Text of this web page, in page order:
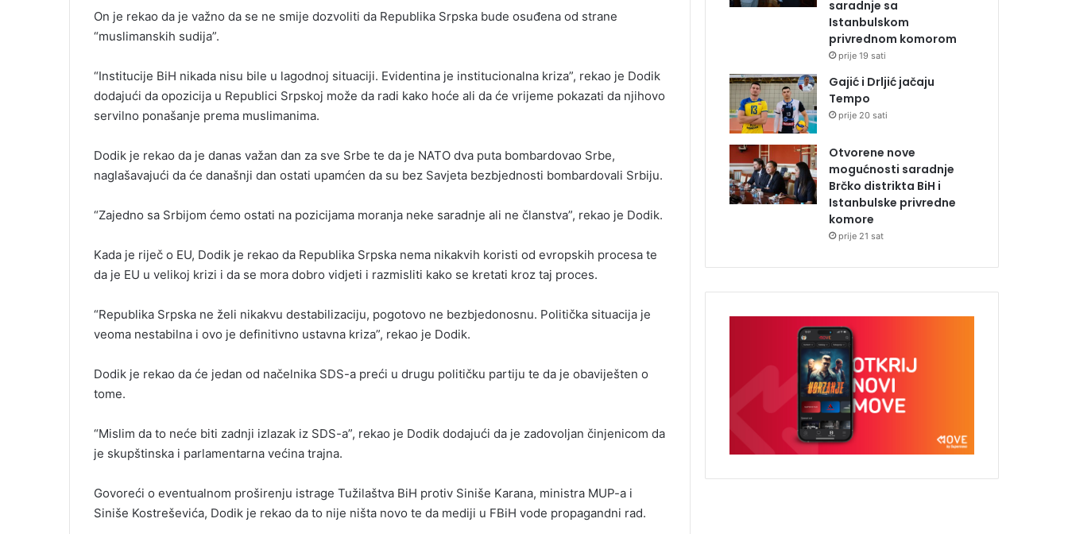
On je rekao da je važno da se ne smije dozvoliti da Republika Srpska bude osuđena od strane
“muslimanskih sudija”.
“Institucije BiH nikada nisu bile u lagodnoj situaciji. Evidentina je institucionalna kriza”, rekao je Dodik
dodajući da opozicija u Republici Srpskoj može da radi kako hoće ali da će vrijeme pokazati da njihovo
servilno ponašanje prema muslimanima.
Dodik je rekao da je danas važan dan za sve Srbe te da je NATO dva puta bombardovao Srbe,
naglašavajući da će današnji dan ostati upamćen da su bez Savjeta bezbjednosti bombardovali Srbiju.
“Zajedno sa Srbijom ćemo ostati na pozicijama moranja neke saradnje ali ne članstva”, rekao je Dodik.
Kada je riječ o EU, Dodik je rekao da Republika Srpska nema nikakvih koristi od evropskih procesa te
da je EU u velikoj krizi i da se mora dobro vidjeti i razmisliti kako se kretati kroz taj proces.
“Republika Srpska ne želi nikakvu destabilizaciju, pogotovo ne bezbjedonosnu. Politička situacija je
veoma nestabilna i ovo je definitivno ustavna kriza”, rekao je Dodik.
Dodik je rekao da će jedan od načelnika SDS-a preći u drugu političku partiju te da je obaviješten o
tome.
“Mislim da to neće biti zadnji izlazak iz SDS-a”, rekao je Dodik dodajući da je zadovoljan činjenicom da
je skupštinska i parlamentarna većina trajna.
Govoreći o eventualnom proširenju istrage Tužilaštva BiH protiv Siniše Karana, ministra MUP-a i
Siniše Kostreševića, Dodik je rekao da to nije ništa novo te da mediji u FBiH vode propagandni rad.
saradnje sa
Istanbulskom
privrednom komorom
prije 19 sati
Gajić i Drljić jačaju
Tempo
prije 20 sati
Otvorene nove
mogućnosti saradnje
Brčko distrikta BiH i
Istanbulske privredne
komore
prije 21 sat